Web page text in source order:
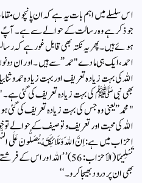
اس سلسلے میں اہم بات یہ ہے کہ ان پانچوں
جو ذکر ہے وہ رسالت کے حوالے سے ہے۔ آپؐ
ہوئے ہیں۔پھر یہ نکتہ بھی قابل غور ہے کہ
احمد، ایک ہی مادے "حمد” سے ہیں۔ اور ان
اللہ کی بہت زیادہ تعریف اور بہت زیادہ حمد و
بھی نبی ﷺ کی بہت زیادہ تعریف کی گئی ہے۔
"محمد” یعنی وہ جس کی بہت زیادہ تعریف کی
اللہ کی محبت اور تعریف و توصیف کے حوالے تو
احزاب میں ہے:اِنَّ اللَهَ وَمَلَائِكَتَهُ يُصَلُّونَ عَلَى
تَسْلِيمًا (الأحزاب: 56)’’اللہ اور
بھی ان پر درود بھیجا کرو۔‘‘